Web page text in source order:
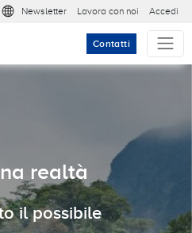
Meta nav
Newsletter Lavora con noi Accedi
Contatti
realtà
il possibile